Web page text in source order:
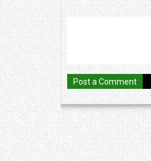
Post a Comment